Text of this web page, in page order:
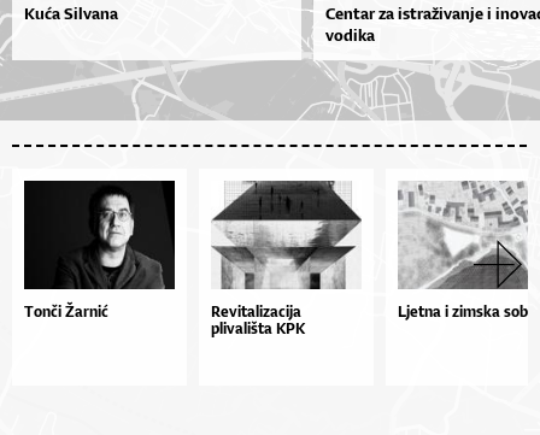
Kuća Silvana
Centar za istraživanje i
vodika
Tonči Žarnić
Revitalizacija
plivališta KPK
Ljetna i zimska soba